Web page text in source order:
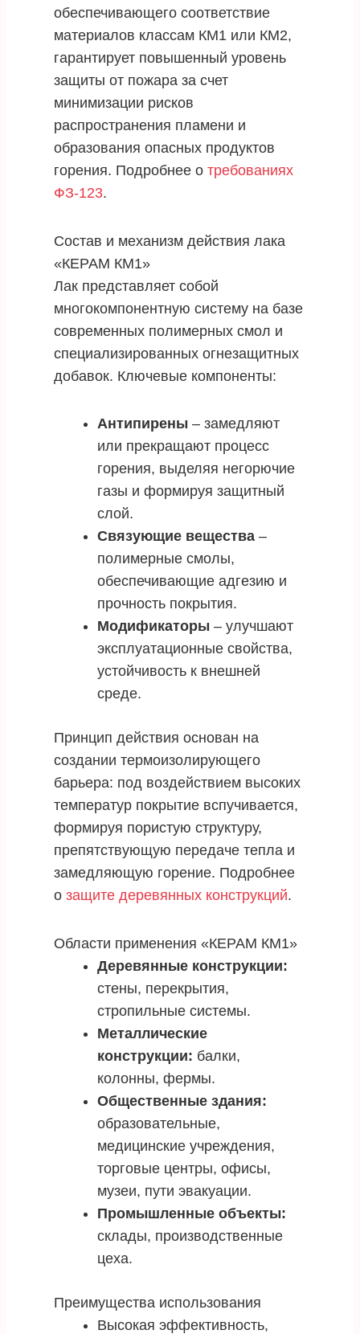
обеспечивающего соответствие
материалов классам КМ1 или КМ2,
гарантирует повышенный уровень
защиты от пожара за счет
минимизации рисков
распространения пламени и
образования опасных продуктов
горения. Подробнее отребованиях
ФЗ-123.
Состав и механизм действия лака
«КЕРАМ КМ1»
Лак представляет собой
многокомпонентную систему на базе
современных полимерных смол и
специализированных огнезащитных
добавок. Ключевые компоненты:
Антипирены – замедляют
или прекращают процесс
горения, выделяя негорючие
газы и формируя защитный
слой.
Связующие вещества –
полимерные смолы,
обеспечивающие адгезию и
прочность покрытия.
Модификаторы – улучшают
эксплуатационные свойства,
устойчивость к внешней
среде.
Принцип действия основан на
создании термоизолирующего
барьера: под воздействием высоких
температур покрытие вспучивается,
формируя пористую структуру,
препятствующую передаче тепла и
замедляющую горение. Подробнее
озащите деревянных конструкций.
Области применения «КЕРАМ КМ1»
Деревянные конструкции:
стены, перекрытия,
стропильные системы.
Металлические
конструкции: балки,
колонны, фермы.
Общественные здания:
образовательные,
медицинские учреждения,
торговые центры, офисы,
музеи, пути эвакуации.
Промышленные объекты:
склады, производственные
цеха.
Преимущества использования
Высокая эффективность,